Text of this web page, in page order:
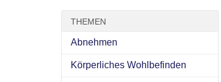
THEMEN
Abnehmen
Körperliches Wohlbefinden